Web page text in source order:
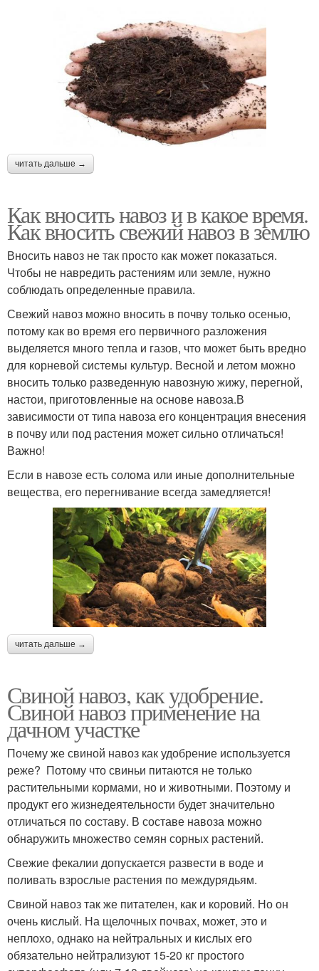
читать дальше →
Как вносить навоз и в какое время.
Как вносить свежий навоз в землю
Вносить навоз не так просто как может показаться.
Чтобы не навредить растениям или земле, нужно
соблюдать определенные правила.
Свежий навоз можно вносить в почву только осенью,
потому как во время его первичного разложения
выделяется много тепла и газов, что может быть вредно
для корневой системы культур. Весной и летом можно
вносить только разведенную навозную жижу, перегной,
настои, приготовленные на основе навоза.В
зависимости от типа навоза его концентрация внесения
в почву или под растения может сильно отличаться!
Важно!
Если в навозе есть солома или иные дополнительные
вещества, его перегнивание всегда замедляется!
читать дальше →
Свиной навоз, как удобрение.
Свиной навоз применение на
дачном участке
Почему же свиной навоз как удобрение используется
реже? Потому что свиньи питаются не только
растительными кормами, но и животными. Поэтому и
продукт его жизнедеятельности будет значительно
отличаться по составу. В составе навоза можно
обнаружить множество семян сорных растений.
Свежие фекалии допускается развести в воде и
поливать взрослые растения по междурядьям.
Свиной навоз так же питателен, как и коровий. Но он
очень кислый. На щелочных почвах, может, это и
неплохо, однако на нейтральных и кислых его
обязательно нейтрализуют 15-20 кг простого